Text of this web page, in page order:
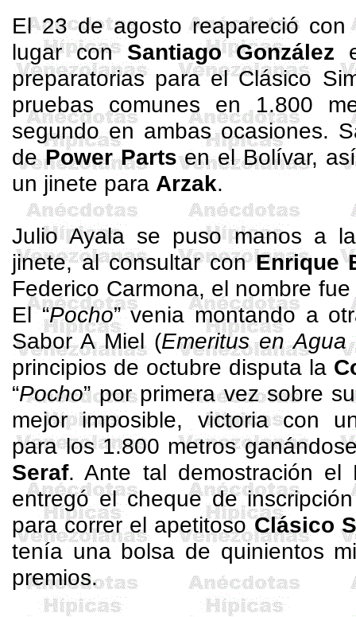
El 23 de agosto reapareció con
lugar conSantiago González
preparatorias para el Clásico
pruebas comunes en1.800
segundo en ambas ocasiones.
dePower Partsen el Bolívar,
un jinete para Arzak.
Julio Ayala se puso manos a
jinete, al consultar conEnrique
Federico Carmona, el nombre
El “Pocho” venia montando a
Sabor A Miel (Emeritusen Agua
principios de octubre disputa la
“Pocho”por primera vez sobre
mejor imposible, victoria con
para los1.800 metros
Seraf. Ante tal demostración el
entregó el cheque de
para correr el apetitosoClásico
tenía una bolsa de quinientos
premios.